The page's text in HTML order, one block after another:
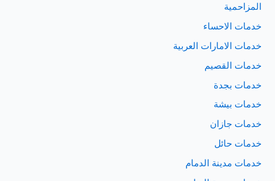
المزاحمية
خدمات الاحساء
خدمات الامارات العربية
خدمات القصيم
خدمات بجدة
خدمات بيشة
خدمات جازان
خدمات حائل
خدمات مدينة الدمام